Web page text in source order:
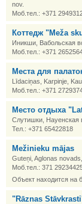
nov.
Моб.тел.: +371
Коттедж "Meža
Иникши, Вабольская
Моб.тел.: +371
Места для
Līdaciņas, Karpinje,
Моб.тел.: +371
Место отдыха
Слутишки, Науенская
Тел.: +371 65422818
Mežinieku mājas
Guteņi, Aglonas
Моб.тел.: 371
Объект находится на
"Rāznas